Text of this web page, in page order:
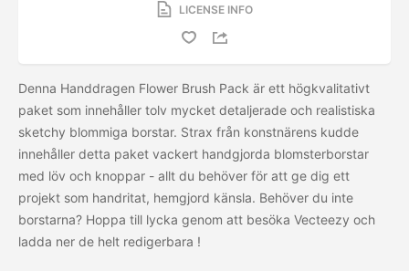
LICENSE INFO
Denna Handdragen Flower Brush Pack är ett högkvalitativt
paket som innehåller tolv mycket detaljerade och realistiska
sketchy blommiga borstar. Strax från konstnärens kudde
innehåller detta paket vackert handgjorda blomsterborstar
med löv och knoppar - allt du behöver för att ge dig ett
projekt som handritat, hemgjord känsla. Behöver du inte
borstarna? Hoppa till lycka genom att besöka Vecteezy och
ladda ner de helt redigerbara !